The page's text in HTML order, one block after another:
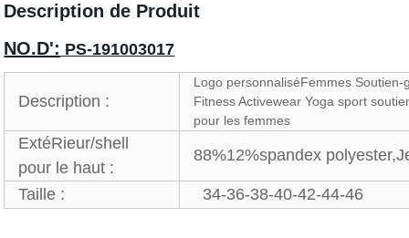
Description de Produit
NO.D': PS-191003017
Description :
Logo personnaliséFemmes
Fitness Activewear Yoga sport
pour les femmes
ExtéRieur/shell
pour le haut :
88%12%spandex
Taille : 34-36-38-40-42-44-46